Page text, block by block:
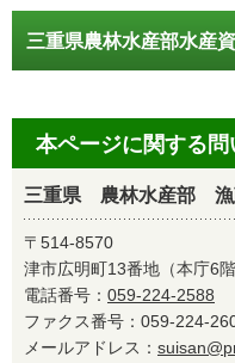
三重県農林水産部水産
本ページに関する
三重県 農林水産部
〒514-8570
津市広明町13番地（本庁6階
電話番号： 059-224-2588
ファクス番号：059-224-
メールアドレス：